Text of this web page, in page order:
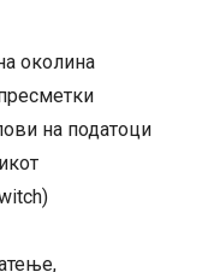
околина
на податоци